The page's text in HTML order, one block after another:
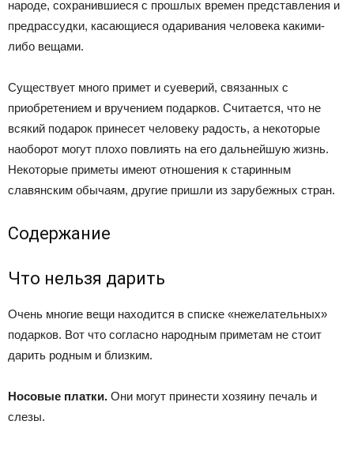
народе, сохранившиеся с прошлых времен представления и
предрассудки, касающиеся одаривания человека какими-
либо вещами.
Существует много примет и суеверий, связанных с
приобретением и вручением подарков. Считается, что не
всякий подарок принесет человеку радость, а некоторые
наоборот могут плохо повлиять на его дальнейшую жизнь.
Некоторые приметы имеют отношения к старинным
славянским обычаям, другие пришли из зарубежных стран.
Содержание
Что нельзя дарить
Очень многие вещи находится в списке «нежелательных»
подарков. Вот что согласно народным приметам не стоит
дарить родным и близким.
Носовые платки. Они могут принести хозяину печаль и
слезы.